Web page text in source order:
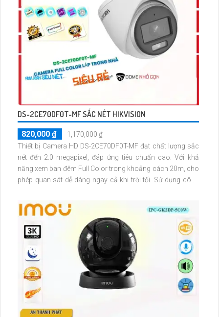
DS-2CE70DF0T-MF SẮC NÉT HIKVISION
820,000 ₫
1,170,000 ₫
Thiết bị Camera HD DS-2CE70DF0T-MF đạt chất lượng sắc
nét đến 2.0 megapixel, đáp ứng tiêu chuẩn cao. Với khả
năng xem ban đêm Full Color trong khoảng cách 20m, cho
phép quan sát dễ dàng ngay cả khi trời tối. Sử dụng công